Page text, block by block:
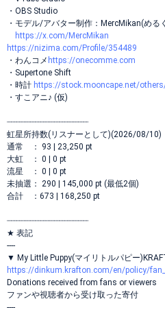
・OBS Studio
・モデル/アバター制作：MercMikan(める
https://x.com/MercMikan
https://nizima.com/Profile/354489
・わんコメ https://onecomme.com
・Supertone Shift
・時計 https://stock.mooncape.net/
・すこアニ♪ (仮)
┈┈┈┈┈┈┈┈┈┈┈┈┈┈┈┈┈
虹星所持数(リスナーとして)(2026/08/10)
通常 ： 93 | 23,250 pt
大虹 ： 0 | 0 pt
流星 ： 0 | 0 pt
未抽選： 290 | 145,000 pt (最低2個)
合計 ：673 | 168,250 pt
┈┈┈┈┈┈┈┈┈┈┈┈┈┈┈┈┈
★ 表記
----
▼ My Little Puppy(マイリトルパピー
https://dinkum.krafton.com/en/policy/
Donations received from fans or viewers
ファンや視聴者から受け取った寄付
----